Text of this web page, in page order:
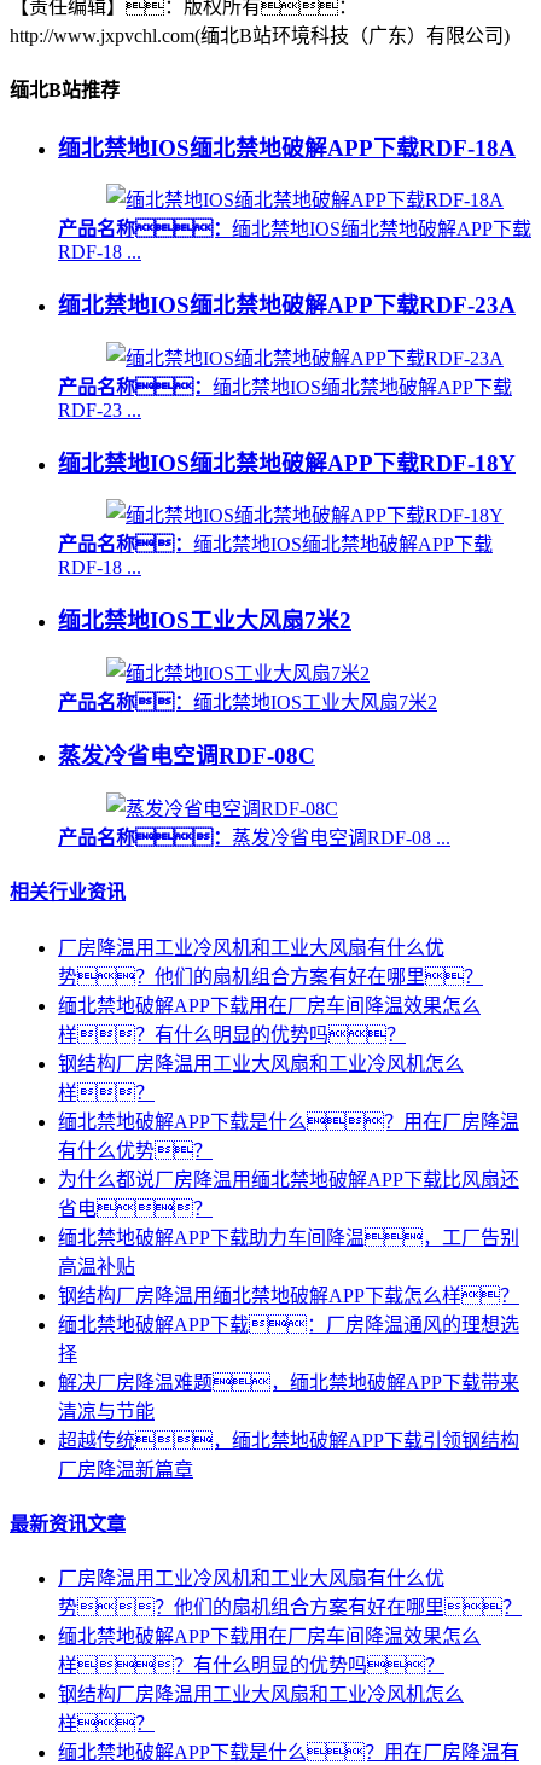
【责任编辑】： 版权所有：
http://www.jxpvchl.com(缅北B站环境科技（广东）有限公司)
缅北B站推荐
缅北禁地IOS缅北禁地破解APP下载RDF-18A
产品名称： 缅北禁地IOS缅北禁地破解APP下载
RDF-18 ...
缅北禁地IOS缅北禁地破解APP下载RDF-23A
产品名称： 缅北禁地IOS缅北禁地破解APP下载
RDF-23 ...
缅北禁地IOS缅北禁地破解APP下载RDF-18Y
产品名称： 缅北禁地IOS缅北禁地破解APP下载
RDF-18 ...
缅北禁地IOS工业大风扇7米2
产品名称： 缅北禁地IOS工业大风扇7米2
蒸发冷省电空调RDF-08C
产品名称： 蒸发冷省电空调RDF-08 ...
相关行业资讯
厂房降温用工业冷风机和工业大风扇有什么优
势？他们的扇机组合方案有好在哪里？
缅北禁地破解APP下载用在厂房车间降温效果怎么
样？有什么明显的优势吗？
钢结构厂房降温用工业大风扇和工业冷风机怎么
样？
缅北禁地破解APP下载是什么？用在厂房降温
有什么优势？
为什么都说厂房降温用缅北禁地破解APP下载比风扇还
省电？
缅北禁地破解APP下载助力车间降温，工厂告别
高温补贴
钢结构厂房降温用缅北禁地破解APP下载怎么样？
缅北禁地破解APP下载：厂房降温通风的理想选
择
解决厂房降温难题，缅北禁地破解APP下载带来
清凉与节能
超越传统，缅北禁地破解APP下载引领钢结构
厂房降温新篇章
最新资讯文章
厂房降温用工业冷风机和工业大风扇有什么优
势？他们的扇机组合方案有好在哪里？
缅北禁地破解APP下载用在厂房车间降温效果怎么
样？有什么明显的优势吗？
钢结构厂房降温用工业大风扇和工业冷风机怎么
样？
缅北禁地破解APP下载是什么？用在厂房降温有